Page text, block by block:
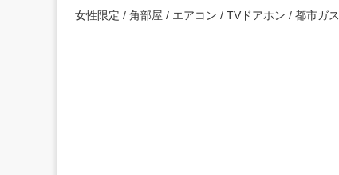
女性限定 角部屋 エアコン TVドアホン 都市ガス